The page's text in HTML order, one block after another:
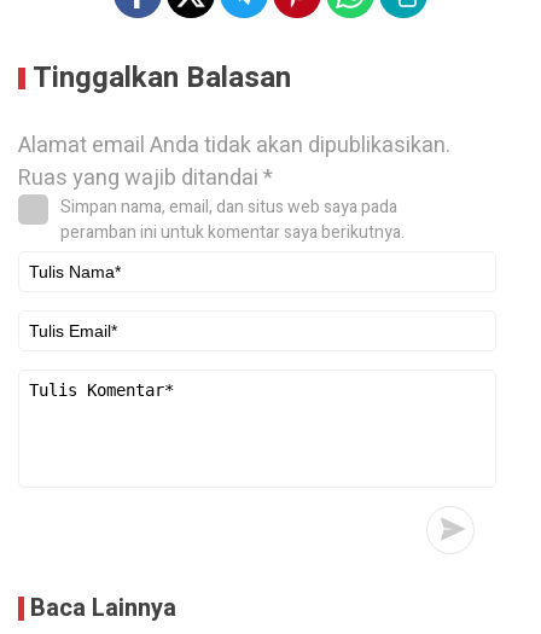
Tinggalkan Balasan
Alamat email Anda tidak akan dipublikasikan.
Ruas yang wajib ditandai*
Simpan nama, email, dan situs web saya pada
peramban ini untuk komentar saya berikutnya.
Baca Lainnya